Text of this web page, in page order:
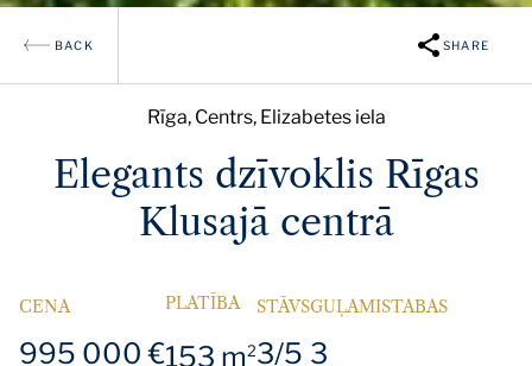
BACK SHARE
Rīga, Centrs, Elizabetes iela
Elegants dzīvoklis Rīgas
Klusajā centrā
CENA
995 000 €
PLATĪBA
153 m2
STĀVS
3/5
GUĻAMISTABAS
3